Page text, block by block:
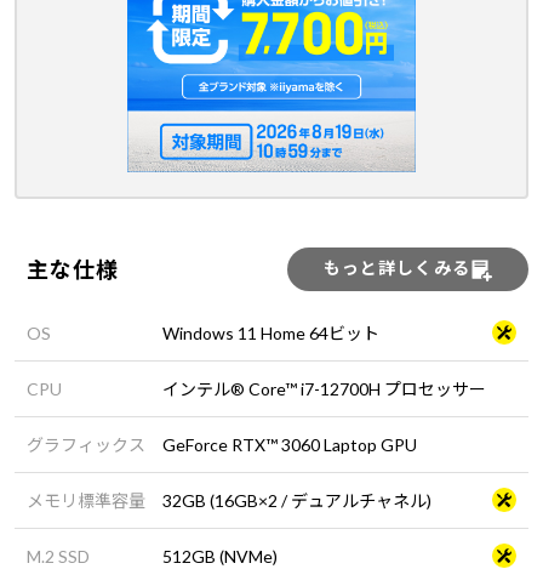
主な仕様 もっと詳しくみる
OS Windows 11 Home 64ビット
CPU インテル® Core™ i7-12700H プロセッサー
グラフィックス GeForce RTX™ 3060 Laptop GPU
メモリ標準容量 32GB (16GB×2 / デュアルチャネル)
M.2 SSD 512GB (NVMe)